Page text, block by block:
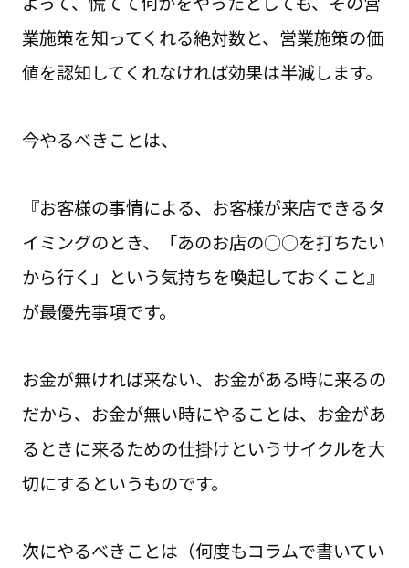
業施策を知ってくれる絶対数と、営業施策の価
値を認知してくれなければ効果は半減します。
今やるべきことは、
『お客様の事情による、お客様が来店できるタ
イミングのとき、「あのお店の○○を打ちたい
から行く」という気持ちを喚起しておくこと』
が最優先事項です。
お金が無ければ来ない、お金がある時に来るの
だから、お金が無い時にやることは、お金があ
るときに来るための仕掛けというサイクルを大
切にするというものです。
次にやるべきことは（何度もコラムで書いてい